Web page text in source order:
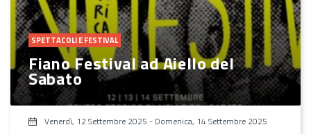
SPETTACOLI E FESTIVAL
Fiano Festival ad Aiello del
Sabato
Venerdì, 12 Settembre 2025 - Domenica, 14 Settembre 2025